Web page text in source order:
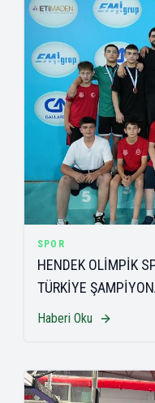
SPOR
HENDEK OLİMPİK
TÜRKİYE
Haberi Oku